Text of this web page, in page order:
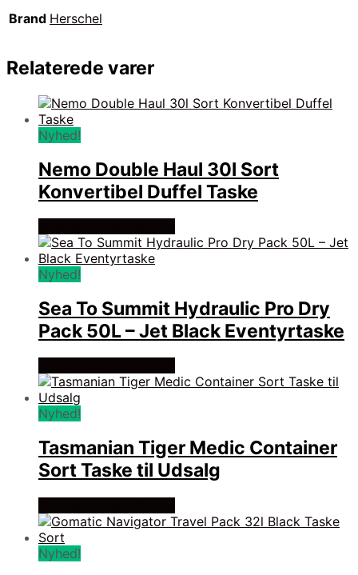
Brand Herschel
Relaterede varer
Nyhed!
Nemo Double Haul 30l Sort
Konvertibel Duffel Taske
Nyhed!
Sea To Summit Hydraulic Pro Dry
Pack 50L – Jet Black Eventyrtaske
Nyhed!
Tasmanian Tiger Medic Container
Sort Taske til Udsalg
Nyhed!